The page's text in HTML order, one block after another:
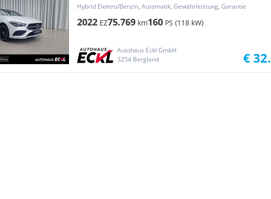
HUD SportS.
Hybrid Elektro/Benzin, Automatik, Gewährleistung, Garantie
2022 EZ75.769 km160 PS (118 kW)
Autohaus Eckl GmbH
3254 Bergland
€